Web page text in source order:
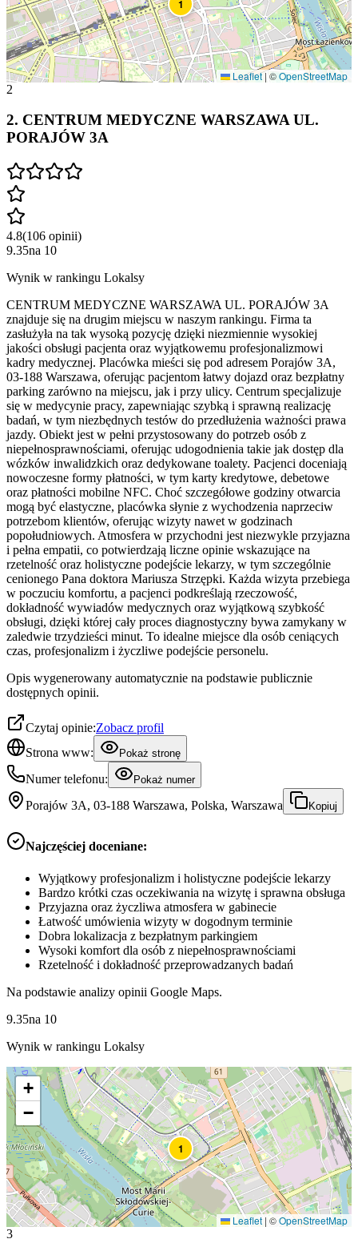
1
Leaflet |©OpenStreetMap
2
2. CENTRUM MEDYCZNE WARSZAWA UL.
PORAJÓW 3A
4.8(106 opinii)
9.35na 10
Wynik w rankingu Lokalsy
CENTRUM MEDYCZNE WARSZAWA UL. PORAJÓW 3A
znajduje się na drugim miejscu w naszym rankingu. Firma ta
zasłużyła na tak wysoką pozycję dzięki niezmiennie wysokiej
jakości obsługi pacjenta oraz wyjątkowemu profesjonalizmowi
kadry medycznej. Placówka mieści się pod adresem Porajów 3A,
03-188 Warszawa, oferując pacjentom łatwy dojazd oraz bezpłatny
parking zarówno na miejscu, jak i przy ulicy. Centrum specjalizuje
się w medycynie pracy, zapewniając szybką i sprawną realizację
badań, w tym niezbędnych testów do przedłużenia ważności prawa
jazdy. Obiekt jest w pełni przystosowany do potrzeb osób z
niepełnosprawnościami, oferując udogodnienia takie jak dostęp dla
wózków inwalidzkich oraz dedykowane toalety. Pacjenci doceniają
nowoczesne formy płatności, w tym karty kredytowe, debetowe
oraz płatności mobilne NFC. Choć szczegółowe godziny otwarcia
mogą być elastyczne, placówka słynie z wychodzenia naprzeciw
potrzebom klientów, oferując wizyty nawet w godzinach
popołudniowych. Atmosfera w przychodni jest niezwykle przyjazna
i pełna empatii, co potwierdzają liczne opinie wskazujące na
rzetelność oraz holistyczne podejście lekarzy, w tym szczególnie
cenionego Pana doktora Mariusza Strzępki. Każda wizyta przebiega
w poczuciu komfortu, a pacjenci podkreślają rzeczowość,
dokładność wywiadów medycznych oraz wyjątkową szybkość
obsługi, dzięki której cały proces diagnostyczny bywa zamykany w
zaledwie trzydzieści minut. To idealne miejsce dla osób ceniących
czas, profesjonalizm i życzliwe podejście personelu.
Opis wygenerowany automatycznie na podstawie publicznie
dostępnych opinii.
Czytaj opinie:Zobacz profil
Strona www:
Pokaż stronę
Numer telefonu: Pokaż numer
Porajów 3A, 03-188 Warszawa, Polska, Warszawa Kopiuj
Najczęściej doceniane:
Wyjątkowy profesjonalizm i holistyczne podejście lekarzy
Bardzo krótki czas oczekiwania na wizytę i sprawna obsługa
Przyjazna oraz życzliwa atmosfera w gabinecie
Łatwość umówienia wizyty w dogodnym terminie
Dobra lokalizacja z bezpłatnym parkingiem
Wysoki komfort dla osób z niepełnosprawnościami
Rzetelność i dokładność przeprowadzanych badań
Na podstawie analizy opinii Google Maps.
9.35na 10
Wynik w rankingu Lokalsy
1
+
−
Leaflet |©OpenStreetMap
3